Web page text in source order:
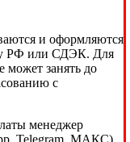
и оформляются
РФ или СДЭК. Для
занять до
с
менеджер